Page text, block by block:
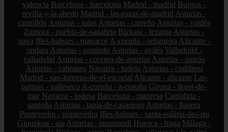
valencia Barcelona - barcelona Madrid - madrid Burgos -
revilla-y-la-ahedo Madrid - las-rozas-de-madrid Asturias -
castrillón Asturias - salas Asturias - carreño Asturias - valdés
Zamora - puebla-de-sanabria Bizkaia - lezama Asturias -
nava Illes-balears - manacor A-coruña - ortigueira Alicante -
ondara Asturias - somiedo Asturias - avilés Valladolid -
valladolid Asturias - corvera-de-asturias Asturias - quirós
Asturias - cabranes Navarra - tudela Asturias - cudillero
Madrid - san-lorenzo-de-el-escorial Alicante - alicante Las-
palmas - valleseco A-coruña - a-coruña Girona - lloret-de-
mar Navarra - lodosa Barcelona - manresa Cantabria -
santoña Asturias - tapia-de-casariego Asturias - llanera
Pontevedra - pontevedra Illes-balears - santa-eulària-des-riu
Gipuzkoa - aia Asturias - taramundi Huesca - fraga Málaga -